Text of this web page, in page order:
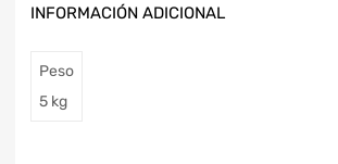
INFORMACIÓN ADICIONAL
Peso
5 kg